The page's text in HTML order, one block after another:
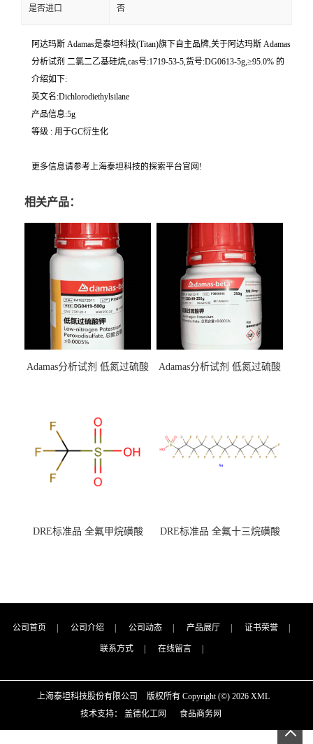
是否进口 否
阿达玛斯 Adamas是泰坦科技(Titan)旗下自主品牌,关于阿达玛斯 Adamas
分析试剂 二氯二乙基硅烷,cas号:1719-53-5,货号:DG0613-5g,≥95.0% 的
介绍如下:
英文名:Dichlorodiethylsilane
产品信息:5g
等级 : 用于GC衍生化
更多信息请参考上海泰坦科技的探索平台官网!
相关产品：
Adamas分析试剂 低氮过硫酸
（泰坦现货供应）
Adamas分析试剂 低氮过硫酸
DRE标准品 全氟甲烷磺酸
DRE标准品 全氟十三烷磺酸
公司首页 公司介绍 公司动态 产品展厅 证书荣誉
联系方式 在线留言
上海泰坦科技股份有限公司 版权所有 Copyright (©) 2026 XML
技术支持： 盖德化工网 食品商务网